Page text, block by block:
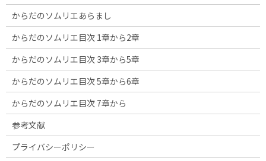
からだのソムリエあらまし
からだのソムリエ目次 1章から2章
からだのソムリエ目次 3章から5章
からだのソムリエ目次 5章から6章
からだのソムリエ目次 7章から
参考文献
プライバシーポリシー